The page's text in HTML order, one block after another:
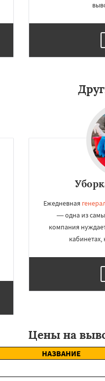
Ежедневная
— одна из
компания
кабинетах,
Цены на
НАЗВАНИЕ